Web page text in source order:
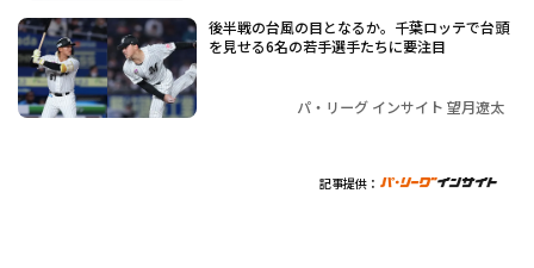
後半戦の台風の目となるか。千葉ロッテで台頭
を見せる6名の若手選手たちに要注目
パ・リーグ インサイト 望月遼太
記事提供：